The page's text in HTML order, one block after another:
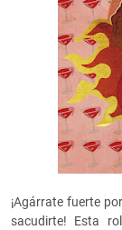
¡Agárrate fuerte
sacudirte! Esta